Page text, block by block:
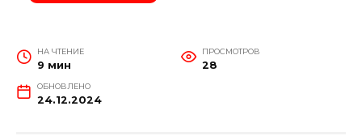
НА ЧТЕНИЕ
9 мин
ПРОСМОТРОВ
28
ОБНОВЛЕНО
24.12.2024